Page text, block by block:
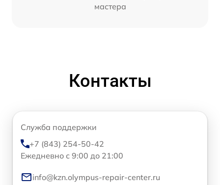
мастера
Контакты
Служба поддержки
+7 (843) 254-50-42
Ежедневно с 9:00 до 21:00
info@kzn.olympus-repair-center.ru